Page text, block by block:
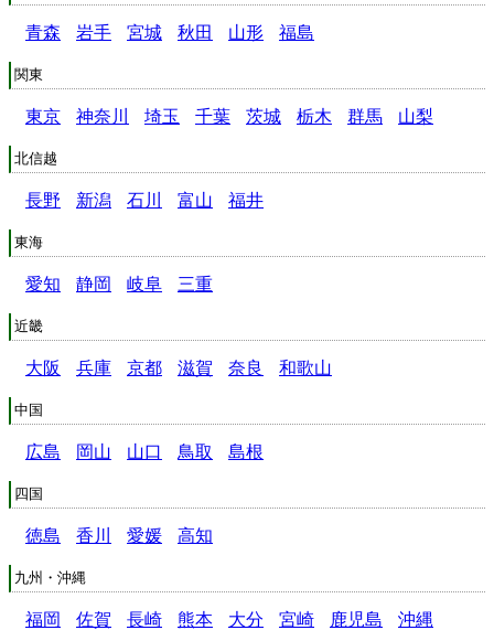
青森 岩手 宮城 秋田 山形 福島
関東
東京 神奈川 埼玉 千葉 茨城 栃木 群馬 山梨
北信越
長野 新潟 石川 富山 福井
東海
愛知 静岡 岐阜 三重
近畿
大阪 兵庫 京都 滋賀 奈良 和歌山
中国
広島 岡山 山口 鳥取 島根
四国
徳島 香川 愛媛 高知
九州・沖縄
福岡 佐賀 長崎 熊本 大分 宮崎 鹿児島 沖縄